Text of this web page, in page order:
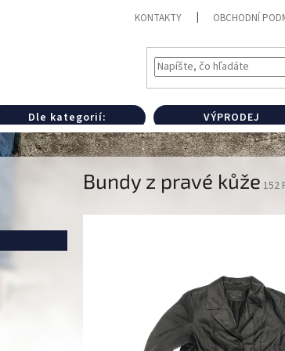
KONTAKTY OBCHODNÍ
Dle kategorií: VÝPRODEJ
Bundy z pravé kůže 152